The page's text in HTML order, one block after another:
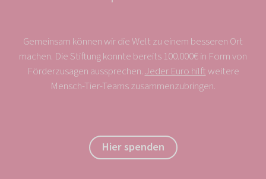
Gemeinsam können wir die Welt zu einem besseren Ort
machen. Die Stiftung konnte bereits 100.000€ in Form von
Förderzusagen aussprechen.Jeder Euro hilftweitere
Mensch-Tier-Teams zusammenzubringen.
Hier spenden